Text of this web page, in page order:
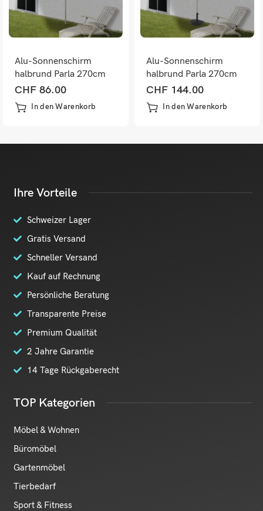
Alu-Sonnenschirm
halbrund Parla 270cm
anthrazit
CHF 86.00
In den Warenkorb
Alu-Sonnenschirm
halbrund Parla 270cm
anthrazit mit Ständer
CHF 144.00
In den Warenkorb
Ihre Vorteile
Schweizer Lager
Gratis Versand
Schneller Versand
Kauf auf Rechnung
Persönliche Beratung
Transparente Preise
Premium Qualität
2 Jahre Garantie
14 Tage Rückgaberecht
TOP Kategorien
Möbel & Wohnen
Büromöbel
Gartenmöbel
Tierbedarf
Sport & Fitness